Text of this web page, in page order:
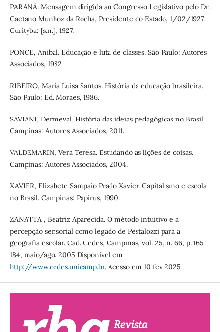
PARANÁ. Mensagem dirigida ao Congresso Legislativo pelo Dr.
Caetano Munhoz da Rocha, Presidente do Estado, 1/02/1927.
Curityba: [s.n.], 1927.
PONCE, Anibal. Educação e luta de classes. São Paulo: Autores
Associados, 1982
RIBEIRO, Maria Luisa Santos. História da educação brasileira.
São Paulo: Ed. Moraes, 1986.
SAVIANI, Dermeval. História das ideias pedagógicas no Brasil.
Campinas: Autores Associados, 2011.
VALDEMARIN, Vera Teresa. Estudando as lições de coisas.
Campinas: Autores Associados, 2004.
XAVIER, Elizabete Sampaio Prado Xavier. Capitalismo e escola
no Brasil. Campinas: Papirus, 1990.
ZANATTA , Beatriz Aparecida. O método intuitivo e a
percepção sensorial como legado de Pestalozzi para a
geografia escolar. Cad. Cedes, Campinas, vol. 25, n. 66, p. 165-
184, maio/ago. 2005 Disponível em
http://www.cedes.unicamp.br. Acesso em 10 fev 2025